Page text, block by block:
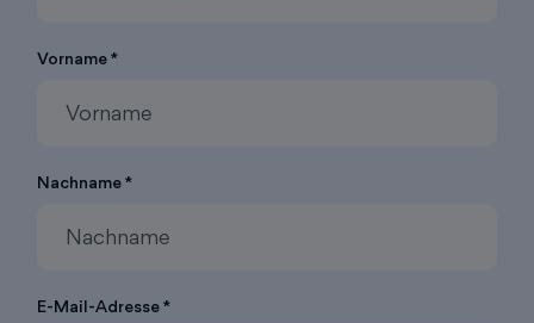
Vorname *
Nachname *
E-Mail-Adresse *